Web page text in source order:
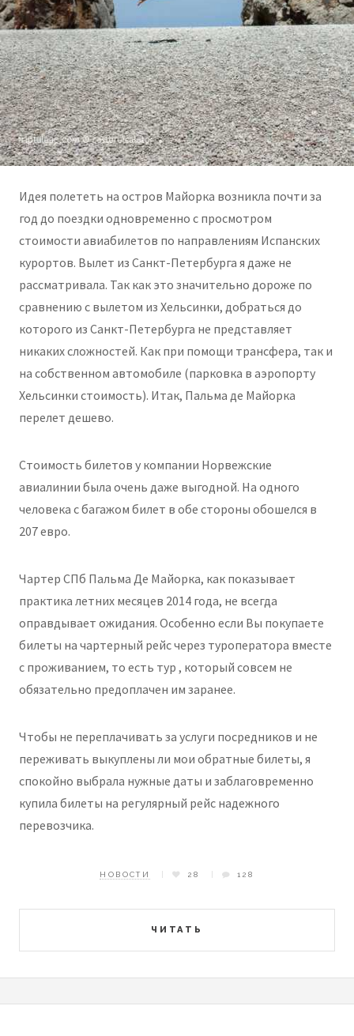
Идея полететь на остров Майорка возникла почти за
год до поездки одновременно с просмотром
стоимости авиабилетов по направлениям Испанских
курортов. Вылет из Санкт-Петербурга я даже не
рассматривала. Так как это значительно дороже по
сравнению с вылетом из Хельсинки, добраться до
которого из Санкт-Петербурга не представляет
никаких сложностей. Как при помощи трансфера, так и
на собственном автомобиле (парковка в аэропорту
Хельсинки стоимость). Итак, Пальма де Майорка
перелет дешево.
Стоимость билетов у компании Норвежские
авиалинии была очень даже выгодной. На одного
человека с багажом билет в обе стороны обошелся в
207 евро.
Чартер СПб Пальма Де Майорка, как показывает
практика летних месяцев 2014 года, не всегда
оправдывает ожидания. Особенно если Вы покупаете
билеты на чартерный рейс через туроператора вместе
с проживанием, то есть тур , который совсем не
обязательно предоплачен им заранее.
Чтобы не переплачивать за услуги посредников и не
переживать выкуплены ли мои обратные билеты, я
спокойно выбрала нужные даты и заблаговременно
купила билеты на регулярный рейс надежного
перевозчика.
ЧИТАТЬ
НОВОСТИ 28 128